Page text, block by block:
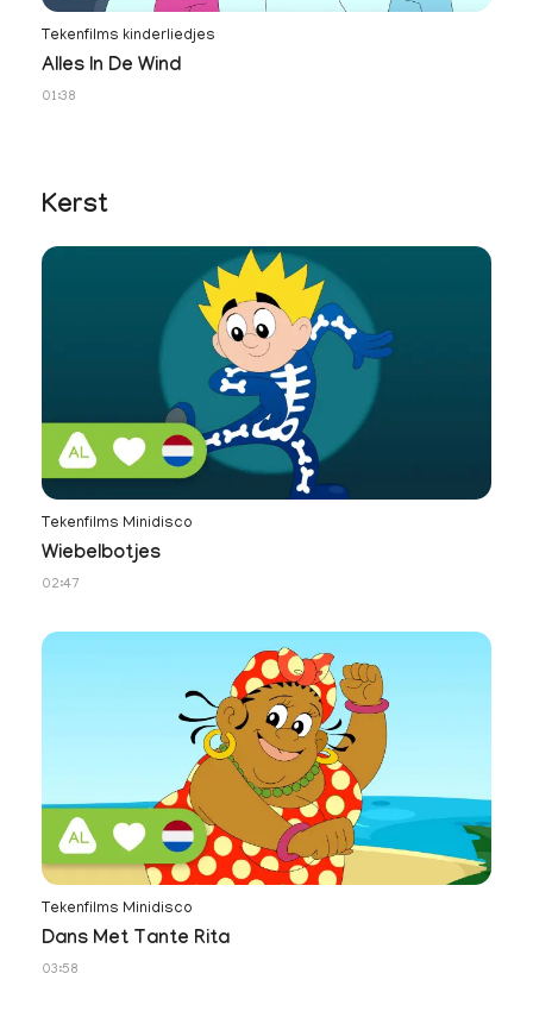
Tekenfilms kinderliedjes
Alles In De Wind
01:38
Kerst
Tekenfilms Minidisco
Wiebelbotjes
02:47
Tekenfilms Minidisco
Dans Met Tante Rita
03:58